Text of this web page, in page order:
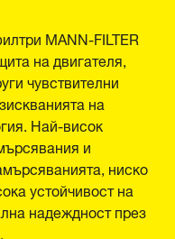
MANN-FILTER
на двигателя,
чувствителни
на
Най-висок
и
ниско
устойчивост на
надеждност през